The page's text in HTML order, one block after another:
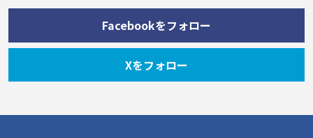
Facebookをフォロー
Xをフォロー